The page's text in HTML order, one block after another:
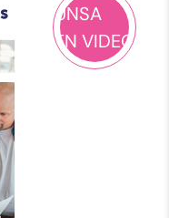
UNSA
EN VIDEO